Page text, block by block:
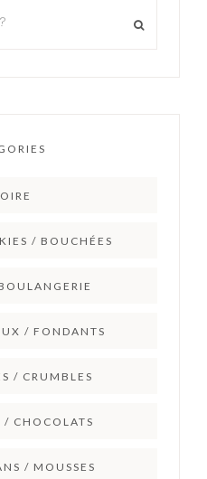
/ BOUCHÉES
/ FONDANTS
/ CRUMBLES
/ CHOCOLATS
/ MOUSSES